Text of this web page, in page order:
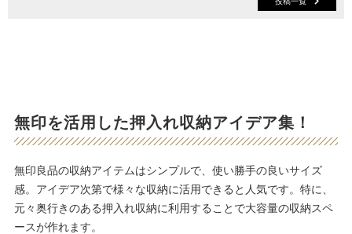
無印を活用した押入れ収納アイデア集！
無印良品の収納アイテムはシンプルで、使い勝手の良いサイズ
感。アイデア次第で様々な収納に活用できると人気です。特に、
元々奥行きのある押入れ収納に利用することで大容量の収納スペ
ースが作れます。